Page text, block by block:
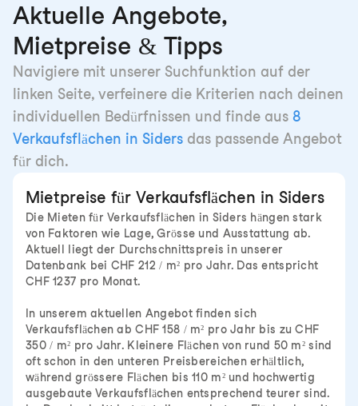
Aktuelle Angebote,
Mietpreise & Tipps
Navigiere mit unserer Suchfunktion auf der
linken Seite, verfeinere die Kriterien nach deinen
individuellen Bedürfnissen und finde aus 8
Verkaufsflächen in Siders das passende Angebot
für dich.
Mietpreise für Verkaufsflächen in Siders
Die Mieten für Verkaufsflächen in Siders hängen stark
von Faktoren wie Lage, Grösse und Ausstattung ab.
Aktuell liegt der Durchschnittspreis in unserer
Datenbank bei CHF 212 / m² pro Jahr. Das entspricht
CHF 1237 pro Monat.
In unserem aktuellen Angebot finden sich
Verkaufsflächen ab CHF 158 / m² pro Jahr bis zu CHF
350 / m² pro Jahr. Kleinere Flächen von rund 50 m² sind
oft schon in den unteren Preisbereichen erhältlich,
während grössere Flächen bis 110 m² und hochwertig
ausgebaute Verkaufsflächen entsprechend teurer sind.